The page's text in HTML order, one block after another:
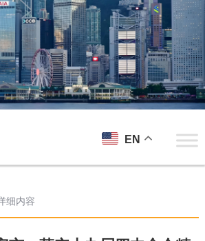
EN
细内容